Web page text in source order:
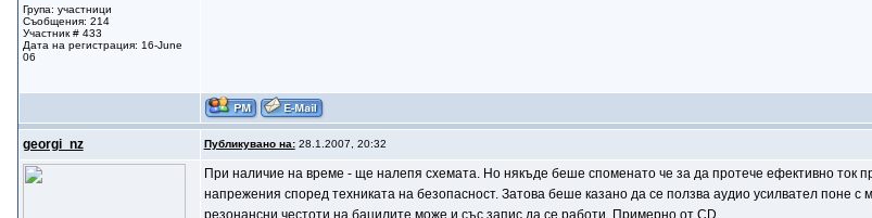
Група: участници
Съобщения: 214
Участник # 433
Дата на регистрация: 16-June
06
gеorgi_nz Публикувано на:28.1.2007, 20:32
При наличие на време - ще налепя схемата. Но някъде беше споменато че за да протече ефективно ток
напрежения според техниката на безопасност. Затова беше казано да се ползва аудио усилвател поне
резонансни честоти на бацилите може и със запис да се работи. Примерно от CD.